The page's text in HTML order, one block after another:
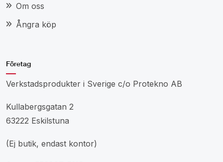
Om oss
Ångra köp
Företag
Verkstadsprodukter i Sverige c/o Protekno AB
Kullabergsgatan 2
63222 Eskilstuna
(Ej butik, endast kontor)